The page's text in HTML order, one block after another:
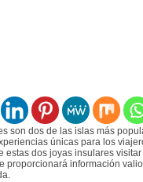
son dos de las islas más
únicas para los
estas dos joyas insulares
proporcionará información